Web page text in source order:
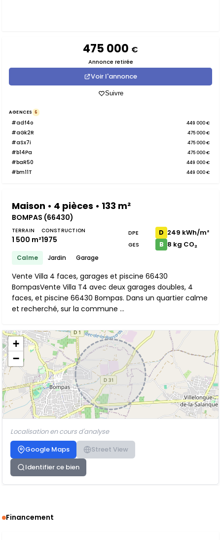
475 000 €
Annonce retirée
Voir l'annonce
Suivre
AGENCES 6
#adf4o 449 000 €
#aGk2R 475 000 €
#aSx7i 475 000 €
#b14Pa 475 000 €
#baR50 449 000 €
#bm11T 449 000 €
Maison • 4 pièces • 133 m²
BOMPAS (66430)
TERRAIN
1 500 m²
CONSTRUCTION
1975
Calme Jardin Garage
DPE D 249 kWh/m²
GES B 8 kg CO₂
Vente Villa 4 faces, garages et piscine 66430
BompasVente Villa T4 avec deux garages doubles, 4
faces, et piscine 66430 Bompas. Dans un quartier calme
et recherché, sur la commune ...
+
−
Localisation en cours d'analyse
Google Maps
Street View
Identifier ce bien
Financement